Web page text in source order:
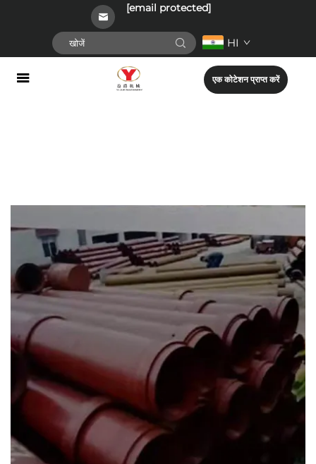
[email protected]
HI
एक कोटेशन प्राप्त करें